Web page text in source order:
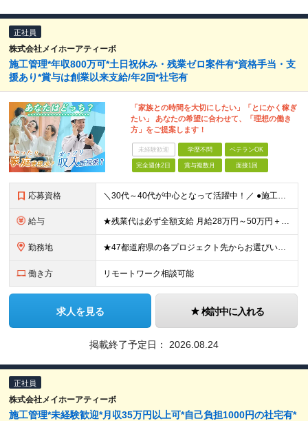
正社員
株式会社メイホーアティーボ
施工管理*年収800万可*土日祝休み・残業ゼロ案件有*資格手当・支
援あり*賞与は創業以来支給/年2回*社宅有
「家族との時間を大切にしたい」「とにかく稼ぎ
たい」 あなたの希望に合わせて、「理想の働き
方」をご提案します！
未経験歓迎 学歴不問 ベテランOK
完全週休2日 賞与複数月 面接1回
応募資格 ＼30代～40代が中心となって活躍中！／ ●施工管理の経験を1年以上お持ちの方 ※建築・土木・設備・電気など、分野は問いません。建設業界での何らかの現場経験が1年以上ある方もご応募ください！ ★こん
給与 ★残業代は必ず全額支給 月給28万円～50万円＋各種手当＋賞与年2回 ※前職でのお給料や経験・能力を考慮の上、決定します。 ※試用期間3カ月あり（賞与は試用期間終了後より支給対象となります） ★創
勤務地 ★47都道府県の各プロジェクト先からお選びいただけます！ ★寮・社宅補助／引越費用補助／住宅手当あり ★マイカー通勤OK 配属先は希望を考慮して決定します。 ＜プロジェクト先＞ ★東北・関東・東海
働き方 リモートワーク相談可能
求人を見る 検討中に入れる
掲載終了予定日： 2026.08.24
正社員
株式会社メイホーアティーボ
施工管理*未経験歓迎*月収35万円以上可*自己負担1000円の社宅有*